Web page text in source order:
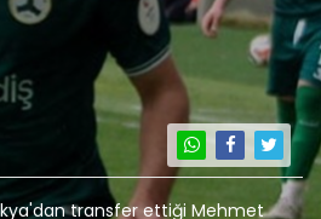
transfer ettiği Mehmet